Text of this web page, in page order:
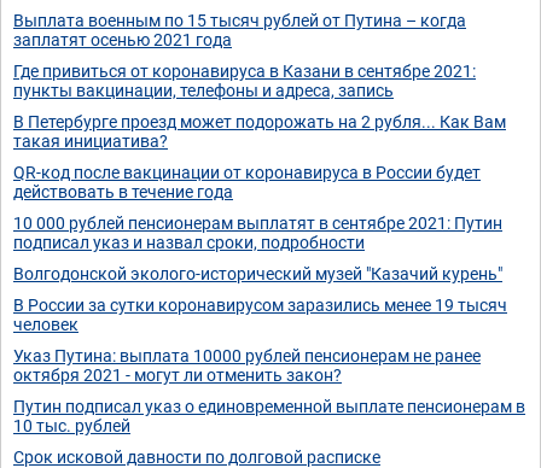
Выплата военным по 15 тысяч рублей от Путина – когда
заплатят осенью 2021 года
Где привиться от коронавируса в Казани в сентябре 2021:
пункты вакцинации, телефоны и адреса, запись
В Петербурге проезд может подорожать на 2 рубля... Как Вам
такая инициатива?
QR-код после вакцинации от коронавируса в России будет
действовать в течение года
10 000 рублей пенсионерам выплатят в сентябре 2021: Путин
подписал указ и назвал сроки, подробности
Волгодонской эколого-исторический музей "Казачий курень"
В России за сутки коронавирусом заразились менее 19 тысяч
человек
Указ Путина: выплата 10000 рублей пенсионерам не ранее
октября 2021 - могут ли отменить закон?
Путин подписал указ о единовременной выплате пенсионерам в
10 тыс. рублей
Срок исковой давности по долговой расписке